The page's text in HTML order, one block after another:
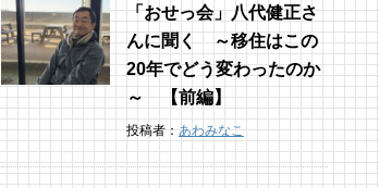
「おせっ会」八代健正さ
んに聞く ～移住はこの
20年でどう変わったのか
～ 【前編】
投稿者：あわみなこ